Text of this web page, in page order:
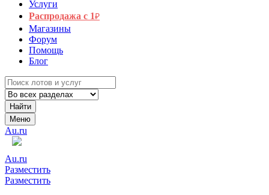
Услуги
Распродажа с 1₽
Магазины
Форум
Помощь
Блог
Найти
Меню
Au.ru
Au.ru
Разместить
Разместить